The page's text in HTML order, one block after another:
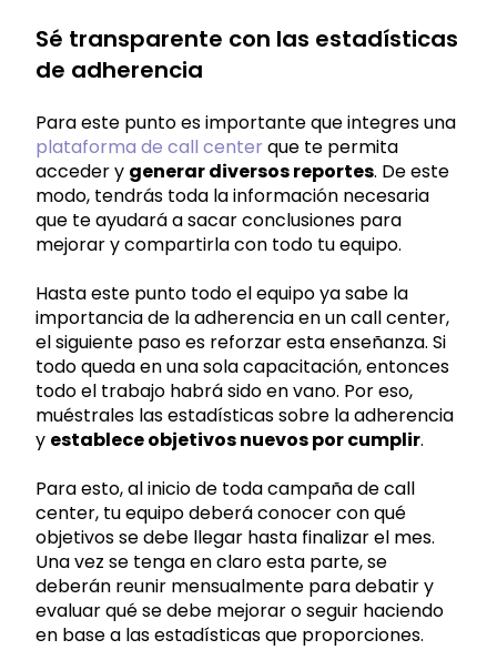
Sé transparente con las estadísticas
de adherencia
Para este punto es importante que integres una
plataforma de call center que te permita
acceder y generar diversos reportes. De este
modo, tendrás toda la información necesaria
que te ayudará a sacar conclusiones para
mejorar y compartirla con todo tu equipo.
Hasta este punto todo el equipo ya sabe la
importancia de la adherencia en un call center,
el siguiente paso es reforzar esta enseñanza. Si
todo queda en una sola capacitación, entonces
todo el trabajo habrá sido en vano. Por eso,
muéstrales las estadísticas sobre la adherencia
y establece objetivos nuevos por cumplir.
Para esto, al inicio de toda campaña de call
center, tu equipo deberá conocer con qué
objetivos se debe llegar hasta finalizar el mes.
Una vez se tenga en claro esta parte, se
deberán reunir mensualmente para debatir y
evaluar qué se debe mejorar o seguir haciendo
en base a las estadísticas que proporciones.